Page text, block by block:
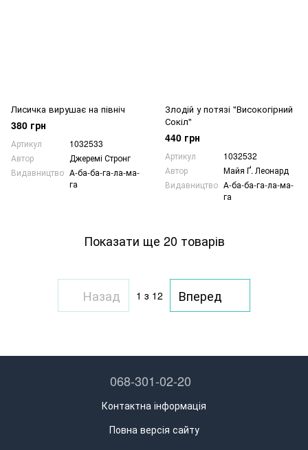
Лисичка вирушає на північ
380 грн
Артикул
1032533
Автор
Джеремі Стронг
Видавництво А-ба-ба-га-ла-ма-
га
Злодій у потязі "Високогірний
Сокіл"
440 грн
Артикул
1032532
Автор
Майя Ґ. Леонард
Видавництво А-ба-ба-га-ла-ма-
га
Показати ще 20 товарів
Назад 1 з 12 Вперед
068-301-02-20
Контактна інформація
Повна версія сайту